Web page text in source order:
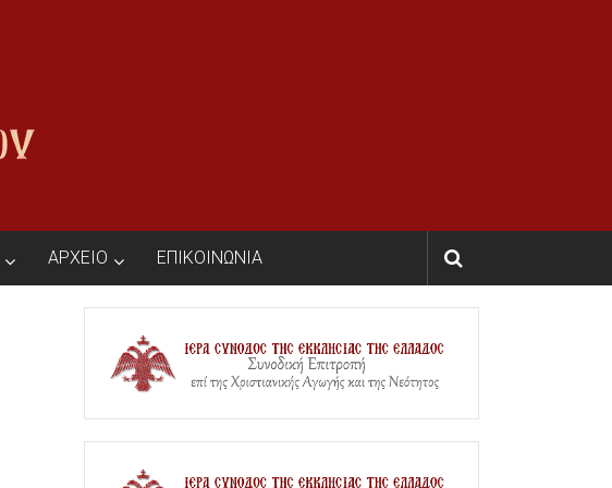
ΑΡΧΕΙΟ ΕΠΙΚΟΙΝΩΝΙΑ